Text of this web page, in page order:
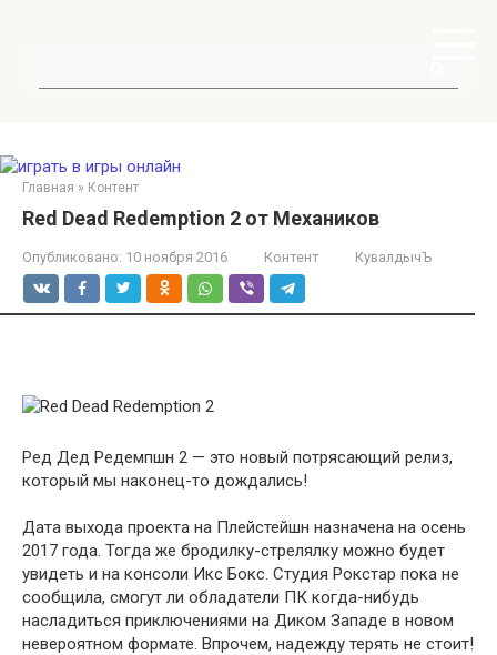
Главная » Контент
Red Dead Redemption 2 от Механиков
Опубликовано: 10 ноября 2016 Контент КувалдычЪ
Ред Дед Редемпшн 2 — это новый потрясающий релиз,
который мы наконец-то дождались!
Дата выхода проекта на Плейстейшн назначена на осень
2017 года. Тогда же бродилку-стрелялку можно будет
увидеть и на консоли Икс Бокс. Студия Рокстар пока не
сообщила, смогут ли обладатели ПК когда-нибудь
насладиться приключениями на Диком Западе в новом
невероятном формате. Впрочем, надежду терять не стоит!